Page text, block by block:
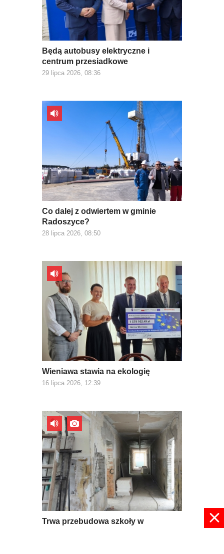
Będą autobusy elektryczne i
centrum przesiadkowe
29 lipca 2026, 08:36
Co dalej z odwiertem w gminie
Radoszyce?
28 lipca 2026, 08:50
Wieniawa stawia na ekologię
16 lipca 2026, 12:39
Trwa przebudowa szkoły w